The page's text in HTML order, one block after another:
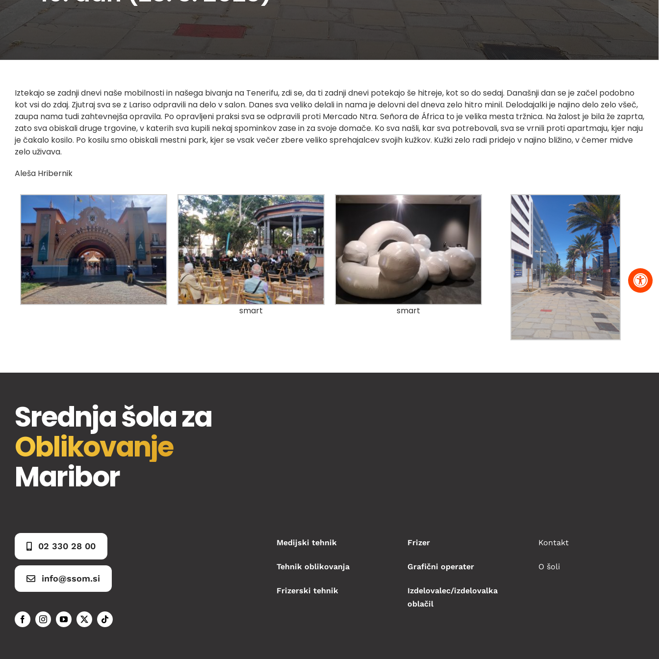
Iztekajo se zadnji dnevi naše mobilnosti in našega bivanja na Tenerifu, zdi se, da ti zadnji dnevi potekajo še hitreje, kot so do sedaj. Današnji dan se je začel podobno
kot vsi do zdaj. Zjutraj sva se z Lariso odpravili na delo v salon. Danes sva veliko delali in nama je delovni del dneva zelo hitro minil. Delodajalki je najino delo zelo všeč,
zaupa nama tudi zahtevnejša opravila. Po opravljeni praksi sva se odpravili proti Mercado Ntra. Señora de África to je velika mesta tržnica. Na žalost je bila že zaprta,
zato sva obiskali druge trgovine, v katerih sva kupili nekaj spominkov zase in za svoje domače. Ko sva našli, kar sva potrebovali, sva se vrnili proti apartmaju, kjer naju
je čakalo kosilo. Po kosilu smo obiskali mestni park, kjer se vsak večer zbere veliko sprehajalcev svojih kužkov. Kužki zelo radi pridejo v najino bližino, v čemer midve
zelo uživava.
Aleša Hribernik
smart smart
Srednja šola za
Oblikovanje
Maribor
02 330 28 00
info@ssom.si
Medijski tehnik
Tehnik oblikovanja
Frizerski tehnik
Frizer
Grafični operater
Izdelovalec/izdelovalka
oblačil
Kontakt
O šoli